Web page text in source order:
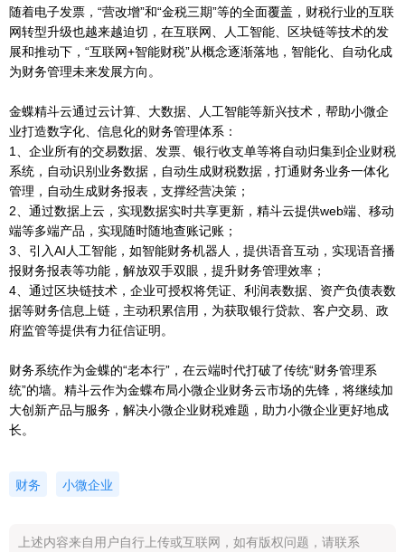
随着电子发票，“营改增”和“金税三期”等的全面覆盖，财税行业的互联
网转型升级也越来越迫切，在互联网、人工智能、区块链等技术的发
展和推动下，“互联网+智能财税”从概念逐渐落地，智能化、自动化成
为财务管理未来发展方向。
金蝶精斗云通过云计算、大数据、人工智能等新兴技术，帮助小微企
业打造数字化、信息化的财务管理体系：
1、企业所有的交易数据、发票、银行收支单等将自动归集到企业财税
系统，自动识别业务数据，自动生成财税数据，打通财务业务一体化
管理，自动生成财务报表，支撑经营决策；
2、通过数据上云，实现数据实时共享更新，精斗云提供web端、移动
端等多端产品，实现随时随地查账记账；
3、引入AI人工智能，如智能财务机器人，提供语音互动，实现语音播
报财务报表等功能，解放双手双眼，提升财务管理效率；
4、通过区块链技术，企业可授权将凭证、利润表数据、资产负债表数
据等财务信息上链，主动积累信用，为获取银行贷款、客户交易、政
府监管等提供有力征信证明。
财务系统作为金蝶的“老本行”，在云端时代打破了传统“财务管理系
统”的墙。精斗云作为金蝶布局小微企业财务云市场的先锋，将继续加
大创新产品与服务，解决小微企业财税难题，助力小微企业更好地成
长。
财务 小微企业
上述内容来自用户自行上传或互联网，如有版权问题，请联系